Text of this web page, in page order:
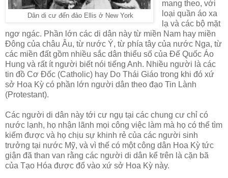
Dân di cư đến đảo Ellis ở New York
mang theo, với
loại quần áo xa
lạ và các bộ mặt
ngơ ngác. Phần lớn các di dân này từ miền Nam hay miền
Đông của châu Âu, từ nước Ý, từ phía tây của nước Nga, từ
các miền đất gồm nhiều sắc dân thiểu số của Đế Quốc Áo
Hung và rất ít người biết nói tiếng Anh. Nhiều người là các
tin đồ Cơ Đốc (Catholic) hay Do Thái Giáo trong khi đó xứ
sở Hoa Kỳ có phần lớn người dân theo đạo Tin Lành
(Protestant).
Các người di dân này tới cư ngụ tại các chung cư chỉ có
nước lạnh, họ nhận lãnh mọi công việc làm mà họ có thể tìm
kiếm được và họ chịu sự khinh rẻ của các người sinh
trưởng tại nước Mỹ, và vì thế có một công dân Hoa Kỳ tức
giận đã than van rằng các người di dân kể trên là cặn bã
của Tạo Hóa được đổ vào xứ sở Hoa Kỳ này.